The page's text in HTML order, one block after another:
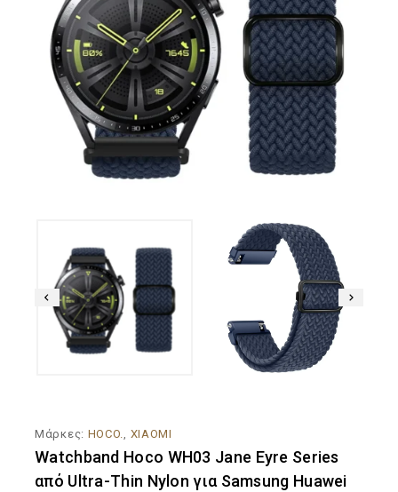
Μάρκες: HOCO., XIAOMI
Watchband Hoco WH03 Jane Eyre Series
από Ultra-Thin Nylon για Samsung Huawei